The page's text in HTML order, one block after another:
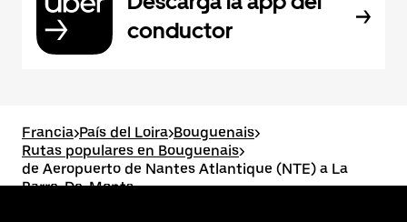
conductor
Francia>País del Loira>Bouguenais>
Rutas populares en Bouguenais>
de Aeropuerto de Nantes Atlantique (NTE) a La
Barre-De-Monts